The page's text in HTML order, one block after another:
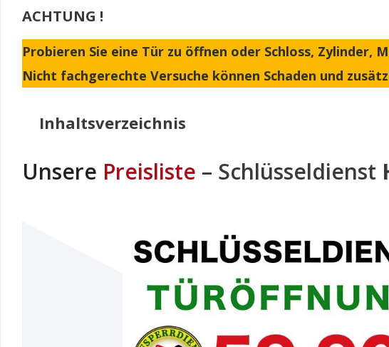
ACHTUNG !
Probieren Sie eine Tür zu öffnen oder Schloss, Zylinder,
Nicht fachgerechte Versuche können Schaden und
Inhaltsverzeichnis
Unsere Preisliste – Schlüsseldienst